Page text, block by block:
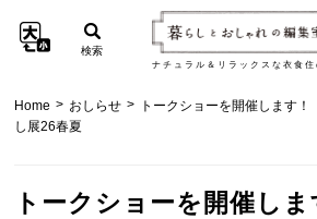
ナチュラル＆リラックスな衣食住
検索
Home > おしらせ >
トークショーを開催します
し展26春夏
トークショーを開催し